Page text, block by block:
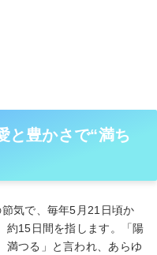
と豊かさで“満ち
気で、毎年5月21日頃か
約15日間を指します。「陽
満つる」と言われ、あらゆ